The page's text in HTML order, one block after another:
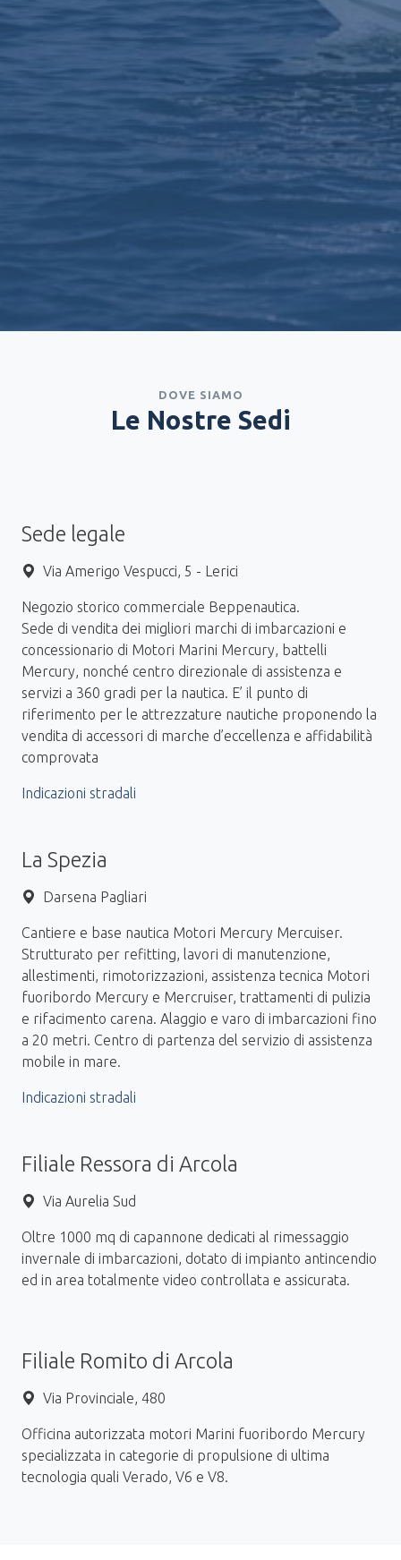
DOVE SIAMO
Le Nostre Sedi
Sede legale
Via Amerigo Vespucci, 5 - Lerici
Negozio storico commerciale Beppenautica.
Sede di vendita dei migliori marchi di imbarcazioni e
concessionario di Motori Marini Mercury, battelli
Mercury, nonché centro direzionale di assistenza e
servizi a 360 gradi per la nautica. E’ il punto di
riferimento per le attrezzature nautiche proponendo la
vendita di accessori di marche d’eccellenza e affidabilità
comprovata
Indicazioni stradali
La Spezia
Darsena Pagliari
Cantiere e base nautica Motori Mercury Mercuiser.
Strutturato per refitting, lavori di manutenzione,
allestimenti, rimotorizzazioni, assistenza tecnica Motori
fuoribordo Mercury e Mercruiser, trattamenti di pulizia
e rifacimento carena. Alaggio e varo di imbarcazioni fino
a 20 metri. Centro di partenza del servizio di assistenza
mobile in mare.
Indicazioni stradali
Filiale Ressora di Arcola
Via Aurelia Sud
Oltre 1000 mq di capannone dedicati al rimessaggio
invernale di imbarcazioni, dotato di impianto antincendio
ed in area totalmente video controllata e assicurata.
Filiale Romito di Arcola
Via Provinciale, 480
Officina autorizzata motori Marini fuoribordo Mercury
specializzata in categorie di propulsione di ultima
tecnologia quali Verado, V6 e V8.